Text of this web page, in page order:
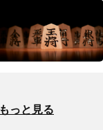
もっと見る